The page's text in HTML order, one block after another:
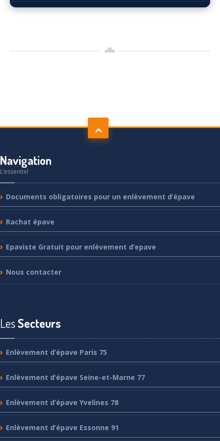
Navigation
L’essentiel
Documents obligatoires pour un enlèvement d’épave
Rachat épave
Epaviste Gratuit pour enlèvement d’epave
Nous contacter
LesSecteurs
Enlèvement d’épave Paris 75
Enlèvement d’épave Seine-et-Marne 77
Enlèvement d’épave Yvelines 78
Enlèvement d’épave Essonne 91